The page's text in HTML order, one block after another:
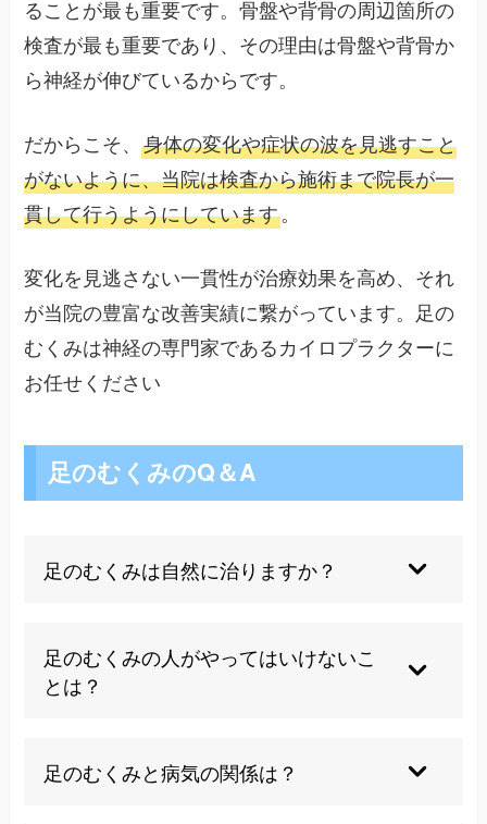
ることが最も重要です。骨盤や背骨の周辺箇所の
検査が最も重要であり、その理由は骨盤や背骨か
ら神経が伸びているからです。
だからこそ、身体の変化や症状の波を見逃すこと
がないように、当院は検査から施術まで院長が一
貫して行うようにしています。
変化を見逃さない一貫性が治療効果を高め、それ
が当院の豊富な改善実績に繋がっています。足の
むくみは神経の専門家であるカイロプラクターに
お任せください
足のむくみのQ＆A
足のむくみは自然に治りますか？
が、慢性的なむくみは根本原因を改善しなければ
繰り返します。体の歪みが原因の場合は専門的な
アプローチが必要です。
足のむくみの人がやってはいけないこ
とは？
の極端な制限、きつい靴の着用は避けましょう。
また、自己判断での利尿剤使用は危険です。
足のむくみと病気の関係は？